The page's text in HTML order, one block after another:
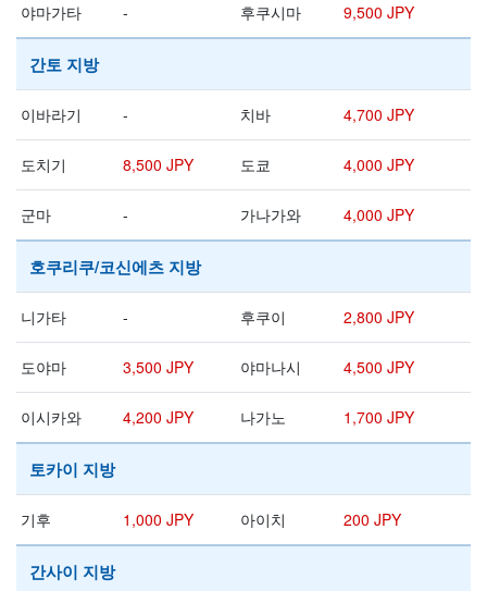
야마가타 - 후쿠시마 9,500 JPY
간토 지방
이바라기 - 치바 4,700 JPY
도치기 8,500 JPY 도쿄 4,000 JPY
군마 - 가나가와 4,000 JPY
호쿠리쿠/코신에츠 지방
니가타 - 후쿠이 2,800 JPY
도야마 3,500 JPY 야마나시 4,500 JPY
이시카와 4,200 JPY 나가노 1,700 JPY
토카이 지방
기후 1,000 JPY 아이치 200 JPY
간사이 지방